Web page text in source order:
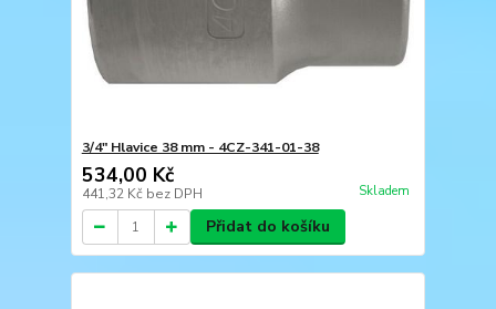
3/4" Hlavice 38 mm - 4CZ-341-01-38
534,00 Kč
441,32 Kč bez DPH Skladem
Přidat do košíku